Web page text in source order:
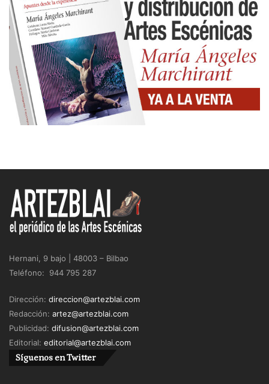
Hernani, 9 bajo | 48003 – Bilbao
Teléfono: 944 795 287
Dirección: direccion@artezblai.com
Redacción: artez@artezblai.com
Publicidad: difusion@artezblai.com
Editorial: editorial@artezblai.com
Síguenos en Twitter